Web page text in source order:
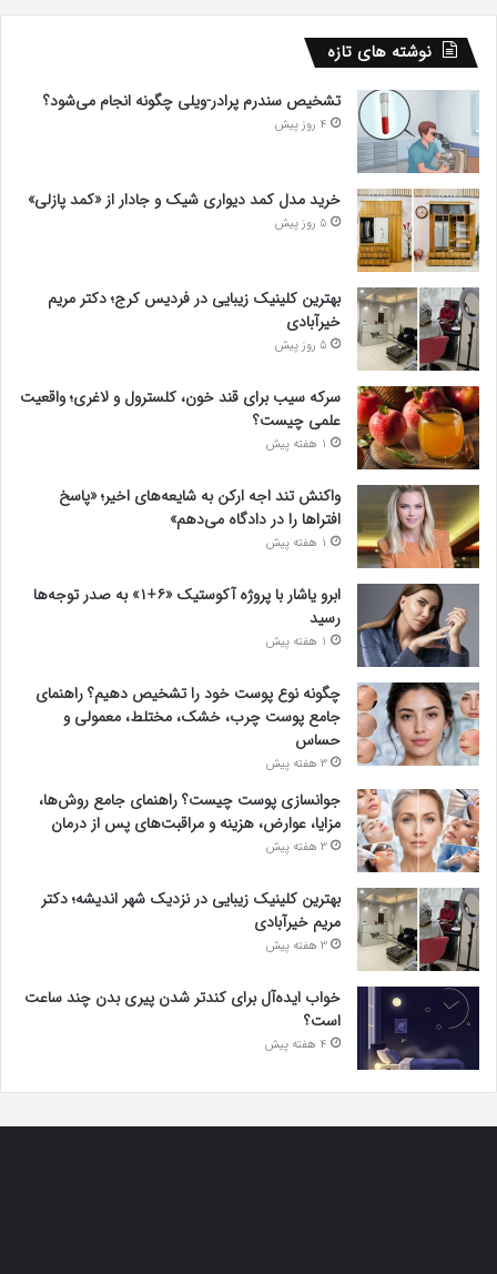
نوشته های تازه
تشخیص سندرم پرادر-ویلی چگونه انجام می‌شود؟
4 روز پیش
خرید مدل کمد دیواری شیک و جادار از «کمد پازلی»
5 روز پیش
بهترین کلینیک زیبایی در فردیس کرج؛ دکتر مریم
خیرآبادی
5 روز پیش
سرکه سیب برای قند خون، کلسترول و لاغری؛ واقعیت
علمی چیست؟
1 هفته پیش
واکنش تند اجه ارکن به شایعه‌های اخیر؛ «پاسخ
افتراها را در دادگاه می‌دهم»
1 هفته پیش
ابرو یاشار با پروژه آکوستیک «۶+۱» به صدر توجه‌ها
رسید
1 هفته پیش
چگونه نوع پوست خود را تشخیص دهیم؟ راهنمای
جامع پوست چرب، خشک، مختلط، معمولی و
حساس
3 هفته پیش
جوانسازی پوست چیست؟ راهنمای جامع روش‌ها،
مزایا، عوارض، هزینه و مراقبت‌های پس از درمان
3 هفته پیش
بهترین کلینیک زیبایی در نزدیک شهر اندیشه؛ دکتر
مریم خیرآبادی
3 هفته پیش
خواب ایده‌آل برای کندتر شدن پیری بدن چند ساعت
است؟
4 هفته پیش